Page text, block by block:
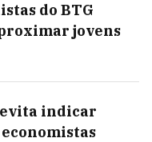
do BTG
jovens
evita indicar